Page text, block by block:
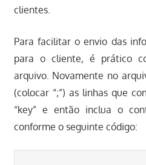
clientes.
Para facilitar o envio das
para o cliente, é prático
arquivo. Novamente no
(colocar “;”) as linhas que
“key” e então inclua o
conforme o seguinte código: